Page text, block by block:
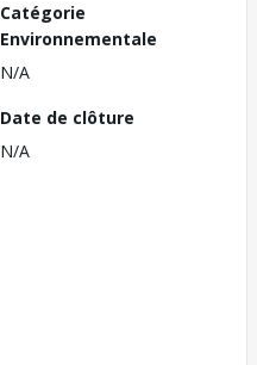
Catégorie
Environnementale
N/A
Date de clôture
N/A